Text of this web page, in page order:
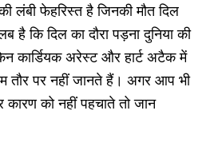
लंबी फेहरिस्त है जिनकी मौत दिल
है कि दिल का दौरा पड़ना दुनिया की
कार्डियक अरेस्ट और हार्ट अटैक में
तौर पर नहीं जानते हैं। अगर आप भी
कारण को नहीं पहचाते तो जान